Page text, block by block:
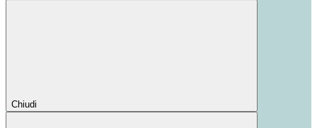
Chiudi